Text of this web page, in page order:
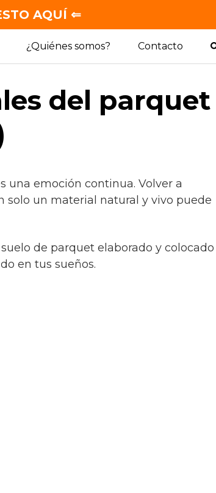
¿Quiénes somos? Contacto
del parquet
una emoción continua. Volver a
solo un material natural y vivo puede
de parquet elaborado y colocado
en tus sueños.
AQUÍ ⇐